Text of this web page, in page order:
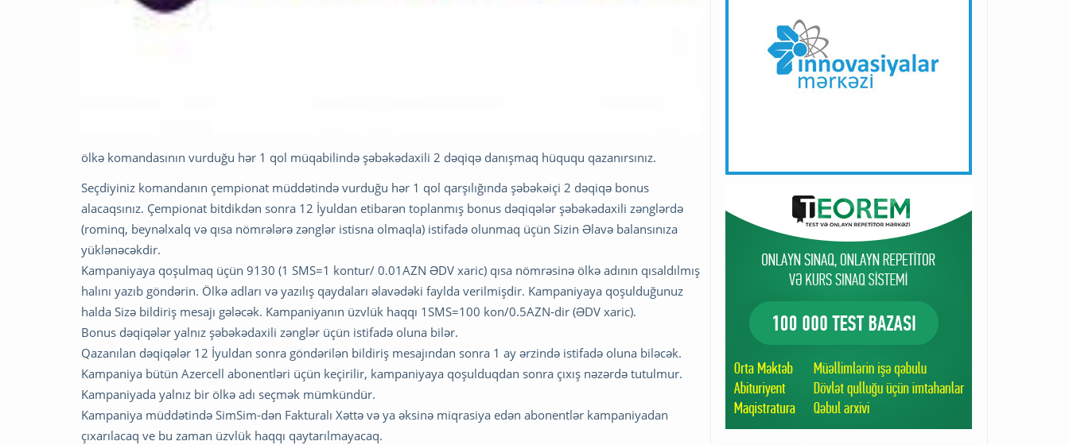
ölkə komandasının vurduğu hər 1 qol müqabilində şəbəkədaxili 2 dəqiqə danışmaq hüququ qazanırsınız.
Seçdiyiniz komandanın çempionat müddətində vurduğu hər 1 qol qarşılığında şəbəkəiçi 2 dəqiqə bonus
alacaqsınız. Çempionat bitdikdən sonra 12 İyuldan etibarən toplanmış bonus dəqiqələr şəbəkədaxili zənglərdə
(rominq, beynəlxalq və qısa nömrələrə zənglər istisna olmaqla) istifadə olunmaq üçün Sizin Əlavə balansınıza
yüklənəcəkdir.
Kampaniyaya qoşulmaq üçün 9130 (1 SMS=1 kontur/ 0.01AZN ƏDV xaric) qısa nömrəsinə ölkə adının qısaldılmış
halını yazıb göndərin. Ölkə adları və yazılış qaydaları əlavədəki faylda verilmişdir. Kampaniyaya qoşulduğunuz
halda Sizə bildiriş mesajı gələcək. Kampaniyanın üzvlük haqqı 1SMS=100 kon/0.5AZN-dir (ƏDV xaric).
Bonus dəqiqələr yalnız şəbəkədaxili zənglər üçün istifadə oluna bilər.
Qazanılan dəqiqələr 12 İyuldan sonra göndərilən bildiriş mesajından sonra 1 ay ərzində istifadə oluna biləcək.
Kampaniya bütün Azercell abonentləri üçün keçirilir, kampaniyaya qoşulduqdan sonra çıxış nəzərdə tutulmur.
Kampaniyada yalnız bir ölkə adı seçmək mümkündür.
Kampaniya müddətində SimSim-dən Fakturalı Xəttə və ya əksinə miqrasiya edən abonentlər kampaniyadan
çıxarılacaq ve bu zaman üzvlük haqqı qaytarılmayacaq.